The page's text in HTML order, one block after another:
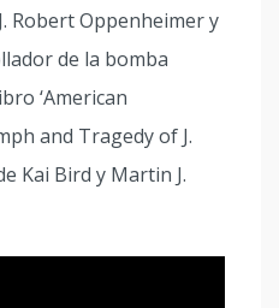
Robert Oppenheimer y
de la bomba
‘American
and Tragedy of J.
Kai Bird y Martin J.